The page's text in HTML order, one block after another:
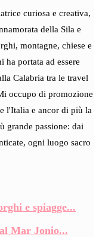
curiosa e creativa,
della Sila e
montagne, chiese e
ha portata ad essere
Calabria tra le travel
occupo di promozione
l'Italia e ancor di più la
grande passione: dai
ogni luogo sacro
e spiagge...
Mar Jonio...